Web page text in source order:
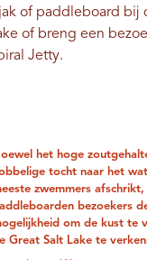
of paddleboard bij
of breng een
Jetty.
het hoge
tocht naar het
zwemmers
bezoekers
om de kust te
Great Salt Lake te